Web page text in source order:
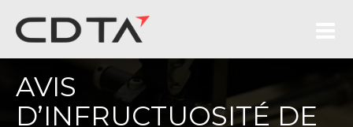
AVIS
D’INFRUCTUOSITÉ DE